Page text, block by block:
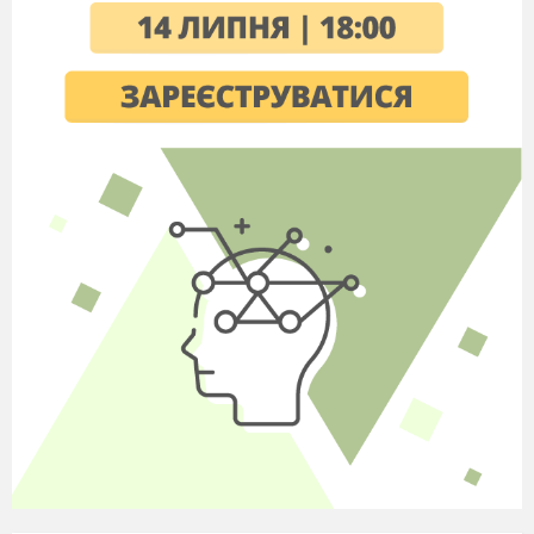
а) багатозначні слова;
б) протилежні за значенням слова;
в) близькі за значенням слова.
. Слова, близькі за значенням,
а) синоніми;
б) багатозначні;
в) антоніми.
Добери і запиши протилежні за
значенням слова до цих слів:
Ранок -
кричати -
… ,
солодкий -
… ,
весна -
.
5. Запиши сполучення слів у дві
колонки.
Золоті сережки, золота осінь
, солодкий
сон, солодкий мед, сумує берізка, сумує бабуся.